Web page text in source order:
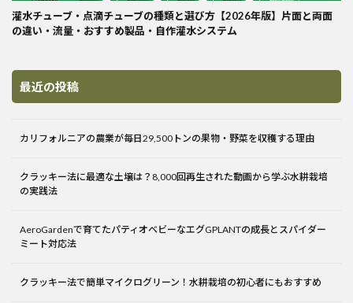
灌水チューブ・点滴チューブの種類と選び方【2026年版】片面と両面
の違い・流量・おすすめ製品・自作灌水システム
最近の投稿
カリフォルニアの農業が毎日29,500トンの果物・野菜を収穫する理由
クラッキー法に最適な土壌は？8,000回再生された動画から学ぶ水耕栽培
の実践法
AeroGardenで育てたパティオベビーなエグGPLANTの成長とスパイダー
ミート対応法
クラッキー法で簡単マイクログリーン！水耕栽培の初心者にもおすすめ